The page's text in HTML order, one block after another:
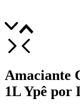
Amaciante
1L Ypê por